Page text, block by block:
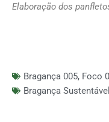
Elaboração dos
Bragança 005, Foco
Bragança Sustentável